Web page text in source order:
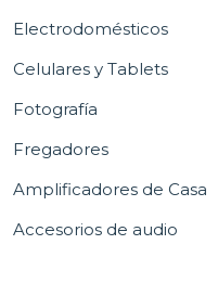
Electrodomésticos
Celulares y Tablets
Fotografía
Fregadores
Amplificadores de Casa
Accesorios de audio